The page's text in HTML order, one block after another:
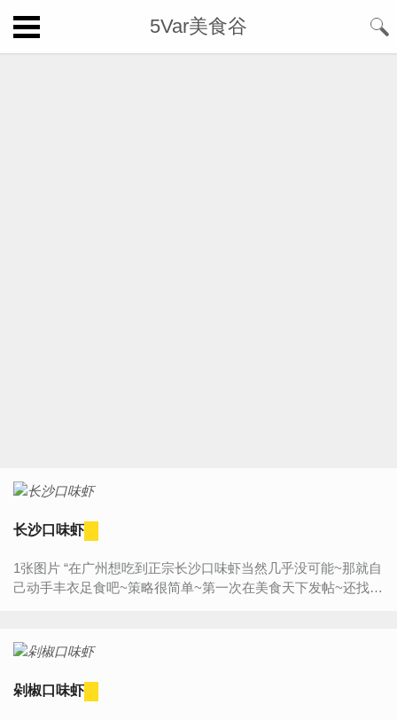
5Var美食谷
长沙口味虾
1张图片 “在广州想吃到正宗长沙口味虾当然几乎没可能~那就自
己动手丰衣足食吧~策略很简单~第一次在美食天下发帖~还找不
剁椒口味虾